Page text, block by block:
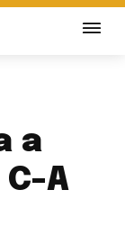
a
A